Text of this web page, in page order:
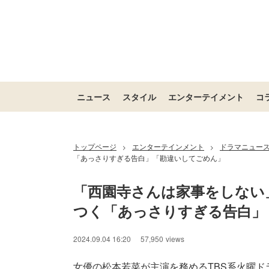
ニュース スタイル エンターテイメント コ
トップページ > エンターテインメント >
ドラマニュー
「あっさりすぎる告白」「勘違いしてごめん」
「西園寺さんは家事をしな
つく「あっさりすぎる告白
2024.09.04 16:20 57,950 views